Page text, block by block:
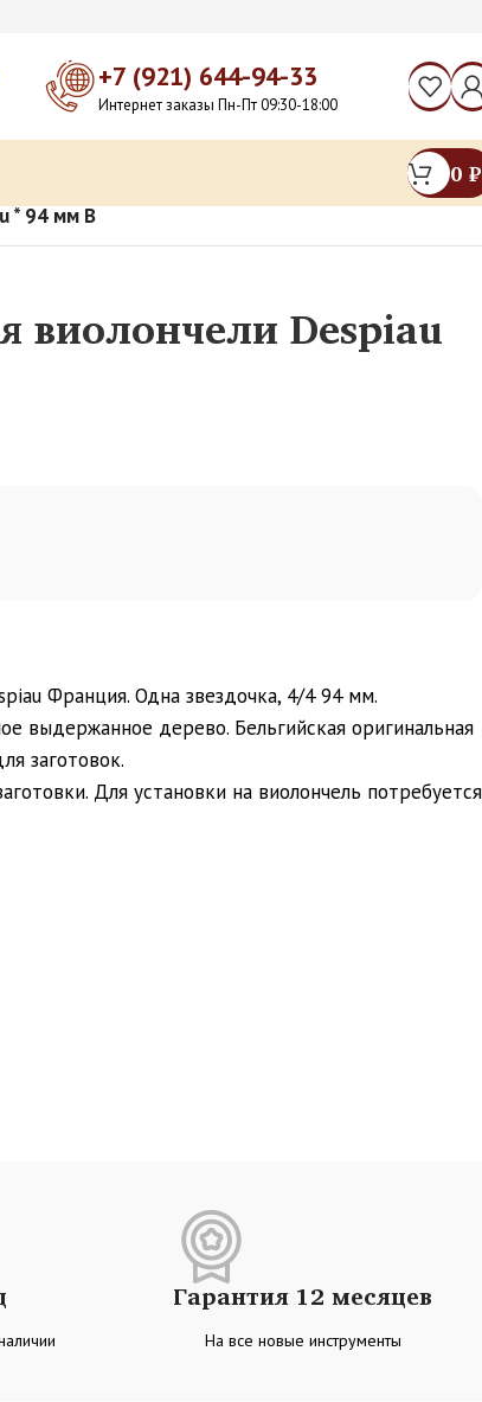
+7 (921) 644-94-33
Интернет заказы Пн-Пт 09:30-18:00
0 ₽
* 94 мм B
виолончели Despiau
Франция. Одна звездочка, 4/4 94 мм.
выдержанное дерево. Бельгийская оригинальная
заготовок.
Для установки на виолончель потребуется
Гарантия 12 месяцев
На все новые инструменты